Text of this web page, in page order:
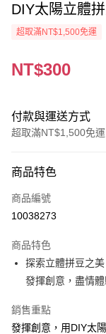
DIY太陽立體
超取滿NT$1,500免運
NT$300
付款與運送方式
超取滿NT$1,500免運
信用卡一次付款
超商取貨付款
街口支付
悠遊付
運送方式
商品特色
商品編號
10038273
商品特色
探索立體拼豆之
發揮創意，盡情
銷售重點
發揮創意，用DIY太